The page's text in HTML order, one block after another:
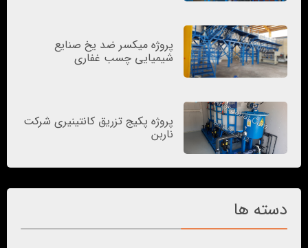
پروژه میکسر ضد یخ صنایع
شیمیایی چسب غفاری
پروژه پکیج تزریق کانتینیری شرکت
ناربن
دسته ها